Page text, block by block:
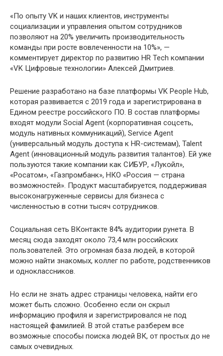
«По опыту VK и наших клиентов, инструменты
социализации и управления опытом сотрудников
позволяют на 20% увеличить производительность
команды при росте вовлеченности на 10%», —
комментирует директор по развитию HR Tech компании
«VK Цифровые технологии» Алексей Дмитриев.
Решение разработано на базе платформы VK People Hub,
которая развивается с 2019 года и зарегистрирована в
Едином реестре российского ПО. В состав платформы
входят модули Social Agent (корпоративная соцсеть,
модуль нативных коммуникаций), Service Agent
(универсальный модуль доступа к HR-системам), Talent
Agent (инновационный модуль развития талантов). Ей уже
пользуются такие компании как СИБУР, «Лукойл»,
«Росатом», «Газпромбанк», НКО «Россия — страна
возможностей». Продукт масштабируется, поддерживая
высоконагруженные сервисы для бизнеса с
численностью в сотни тысяч сотрудников.
Социальная сеть ВКонтакте 84% аудитории рунета. В
месяц сюда заходят около 73,4 млн российских
пользователей. Это огромная база людей, в которой
можно найти знакомых, коллег по работе, родственников
и одноклассников.
Но если не знать адрес страницы человека, найти его
может быть сложно. Особенно если он скрыл
информацию профиля и зарегистрировался не под
настоящей фамилией. В этой статье разберем все
возможные способы поиска людей ВК, от простых до не
самых очевидных.